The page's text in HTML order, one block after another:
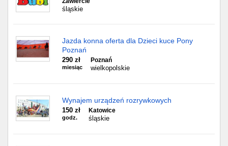
śląskie
Jazda konna oferta dla Dzieci kuce Pony
Poznań
290 zł
miesiąc
Poznań
wielkopolskie
Wynajem urządzeń rozrywkowych
150 zł
godz.
Katowice
śląskie